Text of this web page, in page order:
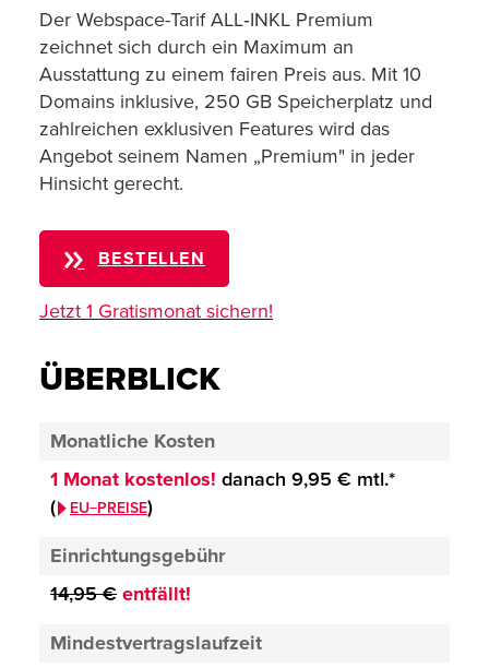
Der Webspace-Tarif ALL‑INKL Premium
zeichnet sich durch ein Maximum an
Ausstattung zu einem fairen Preis aus. Mit 10
Domains inklusive, 250 GB Speicherplatz und
zahlreichen exklusiven Features wird das
Angebot seinem Namen „Premium" in jeder
Hinsicht gerecht.
BESTELLEN
Jetzt 1 Gratismonat sichern!
ÜBERBLICK
Monatliche Kosten
1 Monat kostenlos! danach 9,95 € mtl.*
(
EU−PREISE)
Einrichtungsgebühr
14,95 € entfällt!
Mindestvertragslaufzeit